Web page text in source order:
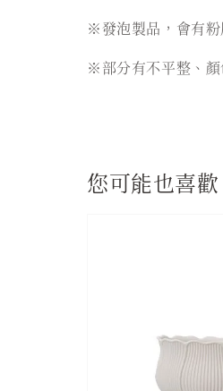
※發泡製品，會有粉
※部分有不平整、顏
您可能也喜歡